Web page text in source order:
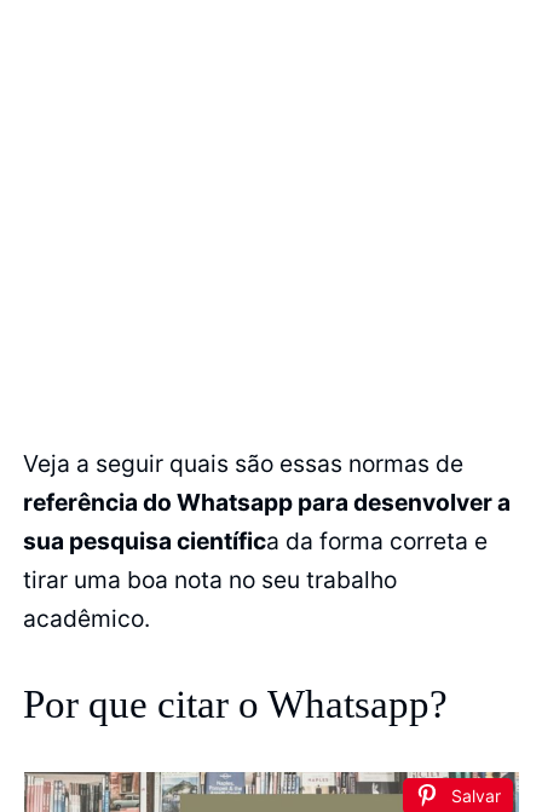
Veja a seguir quais são essas normas de
referência do Whatsapp para desenvolver a
sua pesquisa científica da forma correta e
tirar uma boa nota no seu trabalho
acadêmico.
Por que citar o Whatsapp?
Salvar